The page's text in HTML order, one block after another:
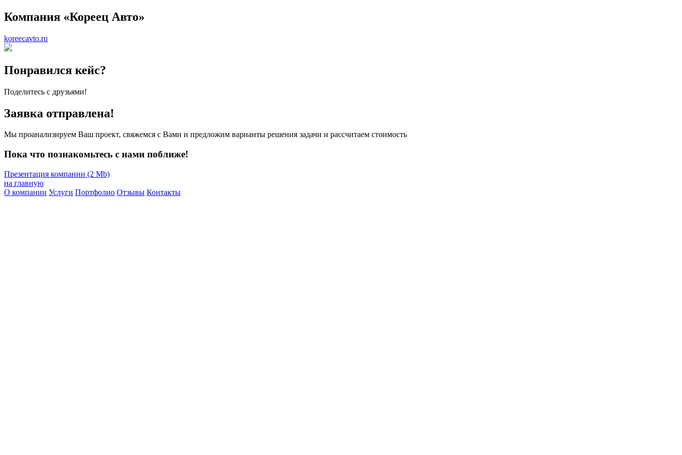
Компания «Кореец Авто»
koreecavto.ru
Понравился кейс?
Поделитесь с друзьями!
Заявка отправлена!
Мы проанализируем Ваш проект, свяжемся с Вами и предложим варианты решения задачи и рассчитаем стоимость
Пока что познакомьтесь с нами поближе!
Презентация компании (2 Mb)
на главную
О компании Услуги Портфолио Отзывы Контакты